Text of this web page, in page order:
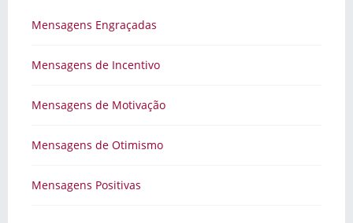
Mensagens Engraçadas
Mensagens de Incentivo
Mensagens de Motivação
Mensagens de Otimismo
Mensagens Positivas